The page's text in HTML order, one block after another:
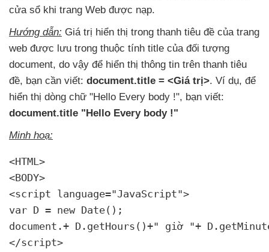
cửa sổ khi trang Web được nạp.
Hướng dẫn: Giá trị hiển thị trong thanh tiêu đề của trang
web được lưu trong thuộc tính title của đối tượng
document, do vậy để hiển thị thông tin trên thanh tiêu
đề, bạn cần viết: document.title = <Giá trị>. Ví dụ, để
hiển thị dòng chữ "Hello Every body !", bạn viết:
document.title "Hello Every body !"
Minh hoạ:
<HTML>
<BODY>
<script language="JavaScript">
var D = new Date();
document.+ D.getHours()+" giờ "+
</script>